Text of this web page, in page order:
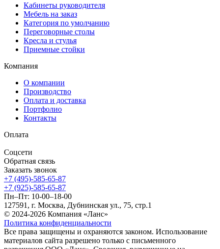
Кабинеты руководителя
Мебель на заказ
Категория по умолчанию
Переговорные столы
Кресла и стулья
Приемные стойки
Компания
О компании
Производство
Оплата и доставка
Портфолио
Контакты
Оплата
Соцсети
Обратная связь
Заказать звонок
+7 (495)-585-65-87
+7 (925)-585-65-87
Пн–Пт: 10-00–18-00
127591, г. Москва, Дубнинская ул., 75, стр.1
© 2024-2026 Компания «Ланс»
Политика конфиденциальности
Все права защищены и охраняются законом. Использование
материалов сайта разрешено только с письменного